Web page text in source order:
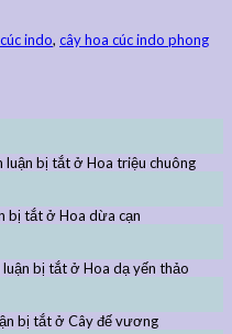
indo, cây hoa cúc indo phong
luận bị tắtở Hoa triệu chuông
bị tắtở Hoa dừa cạn
luận bị tắtở Hoa dạ yến thảo
bị tắtở Cây đế vương